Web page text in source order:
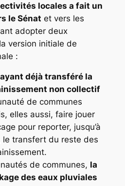
locales a fait un
le Sénat et vers les
adopter deux
version initiale de
:
déjà transféré la
non collectif
de communes
elles aussi, faire jouer
pour reporter, jusqu’à
le transfert du reste des
de communes, la
des eaux pluviales